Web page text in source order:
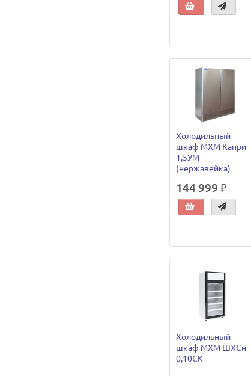
Холодильный
шкаф МХМ Капри
1,5УМ
(нержавейка)
144 999 ₽
Холодильный
шкаф МХМ ШХСн
0,10СК